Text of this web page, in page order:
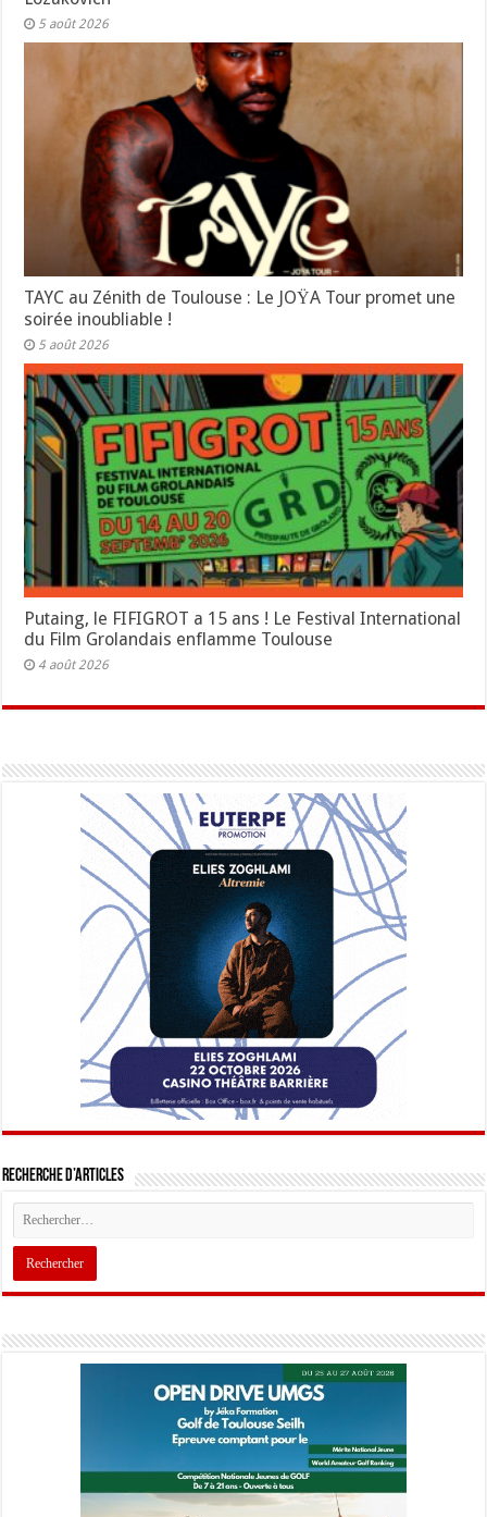
5 août 2026
TAYC au Zénith de Toulouse : Le JOŸA Tour promet une
soirée inoubliable !
5 août 2026
Putaing, le FIFIGROT a 15 ans ! Le Festival International
du Film Grolandais enflamme Toulouse
4 août 2026
Recherche d’articles